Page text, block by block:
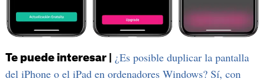
Te puede interesar |
¿Es posible duplicar la pantalla
del iPhone o el iPad en ordenadores Windows? Sí, con